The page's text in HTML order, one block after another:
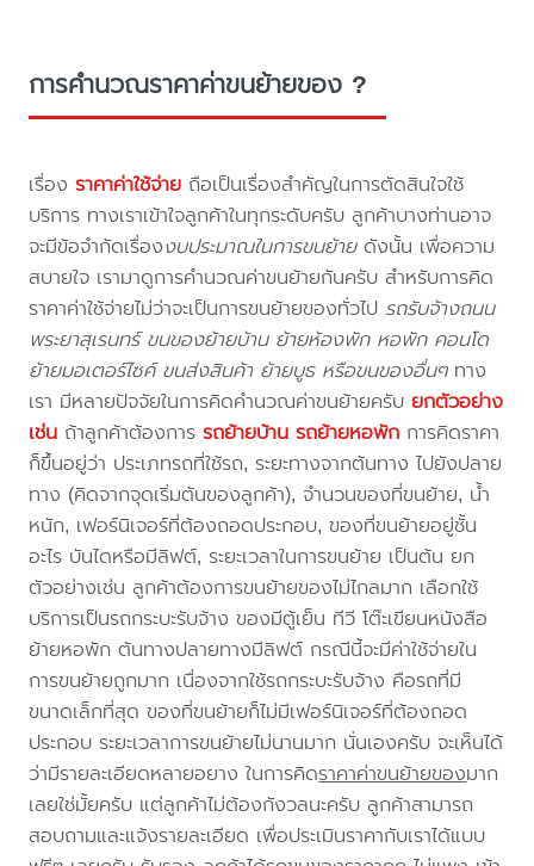
การคำนวณราคาค่าขนย้ายของ ?
เรื่องราคาค่าใช้จ่าย ถือเป็นเรื่องสำคัญในการตัดสินใจใช้
บริการ ทางเราเข้าใจลูกค้าในทุกระดับครับ ลูกค้าบางท่านอาจ
จะมีข้อจำกัดเรื่องงบประมาณในการขนย้ายดังนั้น เพื่อความ
สบายใจ เรามาดูการคำนวณค่าขนย้ายกันครับ สำหรับการคิด
ราคาค่าใช้จ่ายไม่ว่าจะเป็นการขนย้ายของทั่วไป รถรับจ้างถนน
พระยาสุเรนทร์ ขนของย้ายบ้าน ย้ายห้องพัก หอพัก คอนโด
ย้ายมอเตอร์ไซค์ ขนส่งสินค้า ย้ายบูธ หรือขนของอื่นๆทาง
เรา มีหลายปัจจัยในการคิดคำนวณค่าขนย้ายครับยกตัวอย่าง
เช่น ถ้าลูกค้าต้องการรถย้ายบ้าน รถย้ายหอพัก การคิดราคา
ก็ขึ้นอยู่ว่า ประเภทรถที่ใช้รถ, ระยะทางจากต้นทาง ไปยังปลาย
ทาง (คิดจากจุดเริ่มต้นของลูกค้า), จำนวนของที่ขนย้าย, น้ำ
หนัก, เฟอร์นิเจอร์ที่ต้องถอดประกอบ, ของที่ขนย้ายอยู่ชั้น
อะไร บันไดหรือมีลิฟต์, ระยะเวลาในการขนย้าย เป็นต้น ยก
ตัวอย่างเช่น ลูกค้าต้องการขนย้ายของไม่ไกลมาก เลือกใช้
บริการเป็นรถกระบะรับจ้าง ของมีตู้เย็น ทีวี โต๊ะเขียนหนังสือ
ย้ายหอพัก ต้นทางปลายทางมีลิฟต์ กรณีนี้จะมีค่าใช้จ่ายใน
การขนย้ายถูกมาก เนื่องจากใช้รถกระบะรับจ้าง คือรถที่มี
ขนาดเล็กที่สุด ของที่ขนย้ายก็ไม่มีเฟอร์นิเจอร์ที่ต้องถอด
ประกอบ ระยะเวลาการขนย้ายไม่นานมาก นั่นเองครับ จะเห็นได้
ว่ามีรายละเอียดหลายอยาง ในการคิดราคาค่าขนย้ายของมาก
เลยใช่มั้ยครับ แต่ลูกค้าไม่ต้องกังวลนะครับ ลูกค้าสามารถ
สอบถามและแจ้งรายละเอียด เพื่อประเมินราคากับเราได้แบบ